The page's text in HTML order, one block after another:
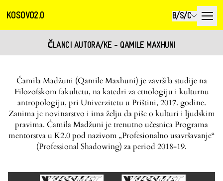
KOSOVO2.0 B/S/C
ČLANCI AUTORA/KE - QAMILE MAXHUNI
Ćamila Madžuni (Qamile Maxhuni) je završila studije na
Filozofskom fakultetu, na katedri za etnologiju i kulturnu
antropologiju, pri Univerzitetu u Prištini, 2017. godine.
Zanima je novinarstvo i ima želju da piše o kulturi i ljudskim
pravima. Ćamila Madžuni je trenutno učesnica Programa
mentorstva u K2.0 pod nazivom „Profesionalno usavršavanje“
(Professional Shadowing) za period 2018-19.